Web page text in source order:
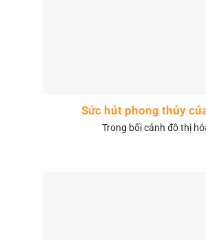
Sức hút phong thủy
Trong bối cảnh đô thị